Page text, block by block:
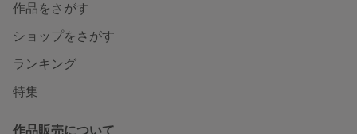
作品をさがす
ショップをさがす
ランキング
特集
作品販売について